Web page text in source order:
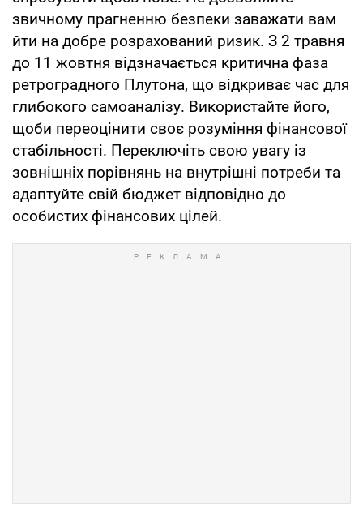
звичному прагненню безпеки заважати вам
йти на добре розрахований ризик. З 2 травня
до 11 жовтня відзначається критична фаза
ретроградного Плутона, що відкриває час для
глибокого самоаналізу. Використайте його,
щоби переоцінити своє розуміння фінансової
стабільності. Переключіть свою увагу із
зовнішніх порівнянь на внутрішні потреби та
адаптуйте свій бюджет відповідно до
особистих фінансових цілей.